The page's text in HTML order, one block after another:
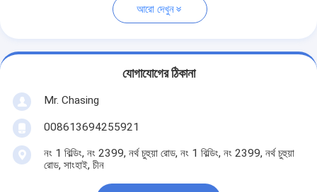
আরো দেখুন
যোগাযোগের ঠিকানা
Mr. Chasing
008613694255921
নং 1 বিল্ডিং, নং 2399, নর্থ চুহুয়া রোড, নং 1 বিল্ডিং, নং 2399, নর্থ চুহুয়া
রোড, সাংহাই, চীন